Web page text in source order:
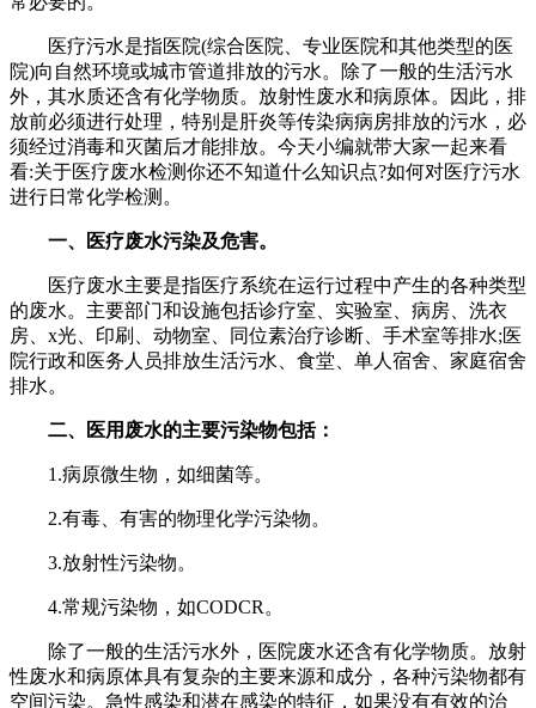
医疗污水是指医院(综合医院、专业医院和其他类型的医
院)向自然环境或城市管道排放的污水。除了一般的生活污水
外，其水质还含有化学物质。放射性废水和病原体。因此，排
放前必须进行处理，特别是肝炎等传染病病房排放的污水，必
须经过消毒和灭菌后才能排放。今天小编就带大家一起来看
看:关于医疗废水检测你还不知道什么知识点?如何对医疗污水
进行日常化学检测。
一、医疗废水污染及危害。
医疗废水主要是指医疗系统在运行过程中产生的各种类型
的废水。主要部门和设施包括诊疗室、实验室、病房、洗衣
房、x光、印刷、动物室、同位素治疗诊断、手术室等排水;医
院行政和医务人员排放生活污水、食堂、单人宿舍、家庭宿舍
排水。
二、医用废水的主要污染物包括：
1.病原微生物，如细菌等。
2.有毒、有害的物理化学污染物。
3.放射性污染物。
4.常规污染物，如CODCR。
除了一般的生活污水外，医院废水还含有化学物质。放射
性废水和病原体具有复杂的主要来源和成分，各种污染物都有
空间污染。急性感染和潜在感染的特征，如果没有有效的治